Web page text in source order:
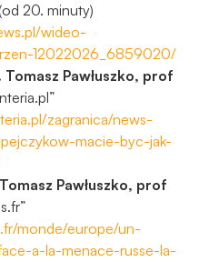
20. minuty)
wideo-
12022026_6859020/
Pawłuszko, prof
zagranica/news-
macie-byc-jak-
Pawłuszko, prof
monde/europe/un-
a-la-menace-russe-la-